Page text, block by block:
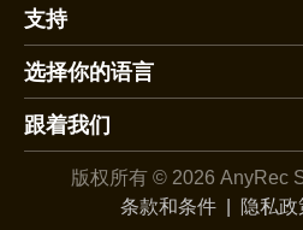
支持
选择你的语言
跟着我们
版权所有 © 2026 AnyRec
条款和条件
隐私政